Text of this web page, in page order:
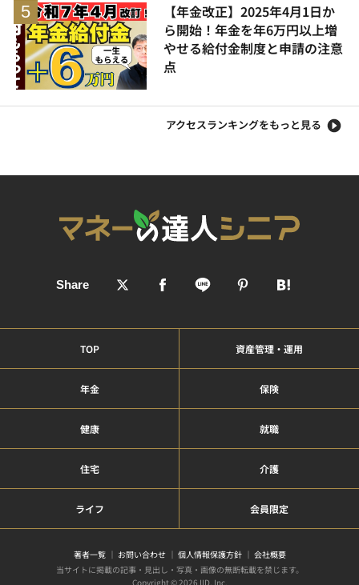
【年金改正】2025年4月1日か
ら開始！年金を年6万円以上増
やせる給付金制度と申請の注意
点
アクセスランキングをもっと見る
TOP 資産管理・運用
年金 保険
健康 就職
住宅 介護
ライフ 会員限定
著者一覧 お問い合わせ 個人情報保護方針
会社概要
当サイトに掲載の記事・見出し・写真・画像の無断転載を禁じます。
Copyright © 2026 IID, Inc.